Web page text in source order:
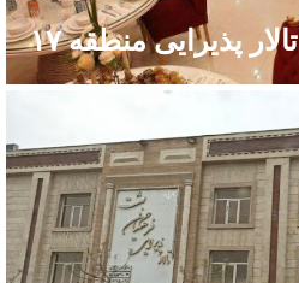
تالار پذیرایی منطقه ۱۷